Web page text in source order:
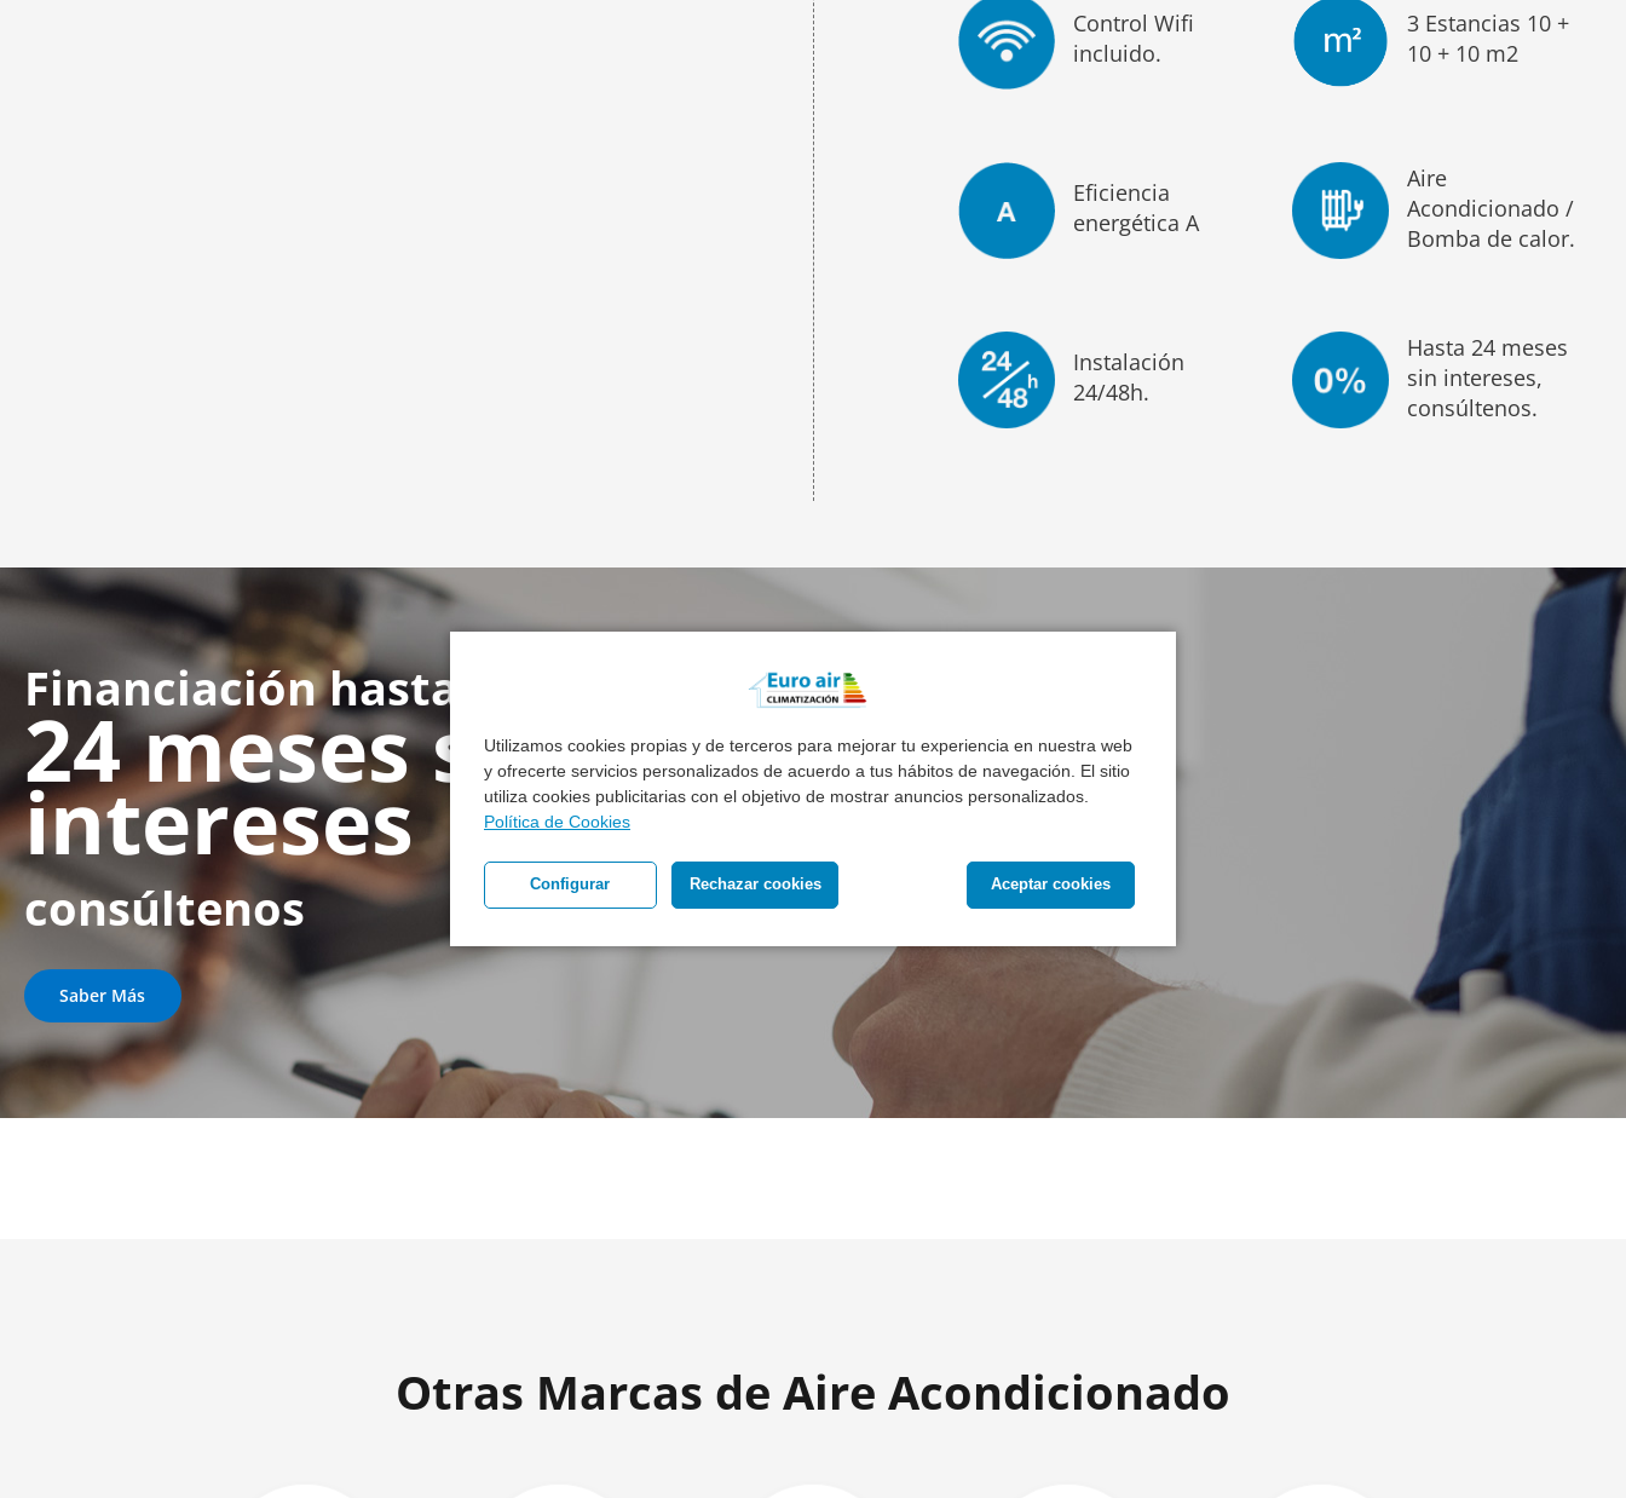
Utilizamos cookies propias y de terceros para mejorar tu experiencia en nuestra web
y ofrecerte servicios personalizados de acuerdo a tus hábitos de navegación. El sitio
utiliza cookies publicitarias con el objetivo de mostrar anuncios personalizados.
Política de Cookies
Aceptar cookies
Rechazar cookies
Configurar
Control Wifi
incluido.
3 Estancias 10 +
10 + 10 m2
Eficiencia
energética A
Aire
Acondicionado /
Bomba de calor.
Instalación
24/48h.
Hasta 24 meses
sin intereses,
consúltenos.
Financiación hasta en
24 meses sin
intereses
consúltenos
Saber Más
Otras Marcas de Aire Acondicionado